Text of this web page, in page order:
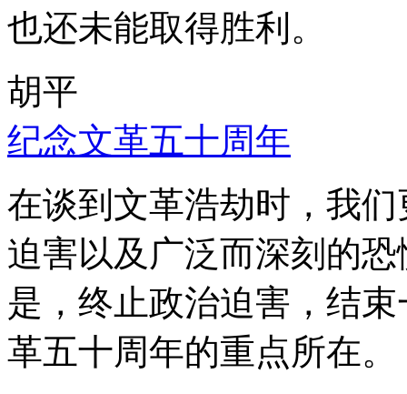
也还未能取得胜利。
胡平
纪念文革五十周年
在谈到文革浩劫时，我
迫害以及广泛而深刻的
是，终止政治迫害，结
革五十周年的重点所在。